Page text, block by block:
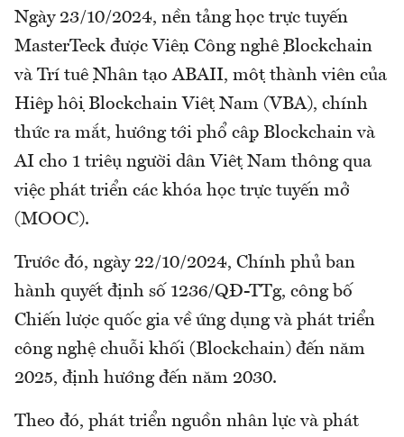
Ngày 23/10/2024, nền tảng học trực tuyến
MasterTeck được Viện Công nghệ Blockchain
và Trí tuệ Nhân tạo ABAII, một thành viên của
Hiệp hội Blockchain Việt Nam (VBA), chính
thức ra mắt, hướng tới phổ cập Blockchain và
AI cho 1 triệu người dân Việt Nam thông qua
việc phát triển các khóa học trực tuyến mở
(MOOC).
Trước đó, ngày 22/10/2024, Chính phủ ban
hành quyết định số 1236/QĐ-TTg, công bố
Chiến lược quốc gia về ứng dụng và phát triển
công nghệ chuỗi khối (Blockchain) đến năm
2025, định hướng đến năm 2030.
Theo đó, phát triển nguồn nhân lực và phát